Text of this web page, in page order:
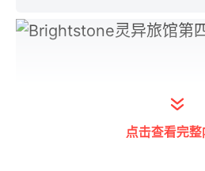
点击查看完